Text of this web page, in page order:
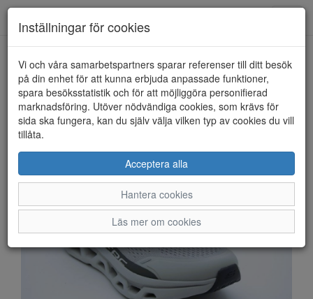
HEM SKECHERS
Inställningar för cookies
Vi och våra samarbetspartners sparar referenser till ditt besök
på din enhet för att kunna erbjuda anpassade funktioner,
spara besöksstatistik och för att möjliggöra personifierad
marknadsföring. Utöver nödvändiga cookies, som krävs för
sida ska fungera, kan du själv välja vilken typ av cookies du vill
tillåta.
Acceptera alla
Hantera cookies
Läs mer om cookies